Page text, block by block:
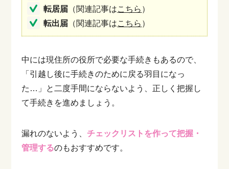
転居届 （関連記事はこちら ）
転出届 （関連記事はこちら ）
中には現住所の役所で必要な手続きもあるので、
「引越し後に手続きのために戻る羽目になっ
た…」と二度手間にならないよう、正しく把握し
て手続きを進めましょう。
漏れのないよう、 チェックリストを作って把握・
管理するのもおすすめです。